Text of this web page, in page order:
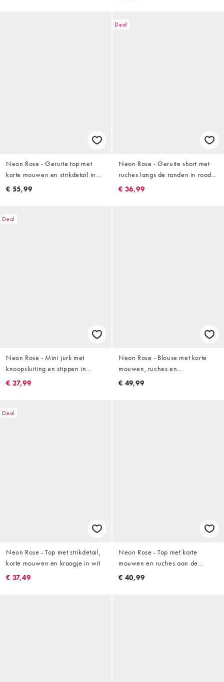
Neon Rose - Geruite top met
korte mouwen en strikdetail in
blauw en geel
€ 55,99
Deal
Neon Rose - Geruite short met
ruches langs de randen in rood,
deel van co-ord set
€ 36,99
Deal
Neon Rose - Mini jurk met
knoopsluiting en stippen in
crème
€ 27,99
Neon Rose - Blouse met korte
mouwen, ruches en
knoopsluiting in wit
€ 49,99
Deal
Neon Rose - Top met strikdetail,
korte mouwen en kraagje in wit
€ 37,49
Neon Rose - Top met korte
mouwen en ruches aan de
randen in blauw
€ 40,99